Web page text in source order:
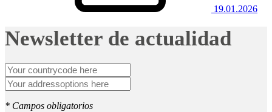
19.01.2026
Newsletter de actualidad
* Campos obligatorios